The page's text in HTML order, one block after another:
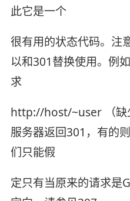
此它是一个
很有用的状态代码。注
以和301替换使用。例
求
http://host/~user （缺
服务器返回301，有的
们只能假
定只有当原来的请求是